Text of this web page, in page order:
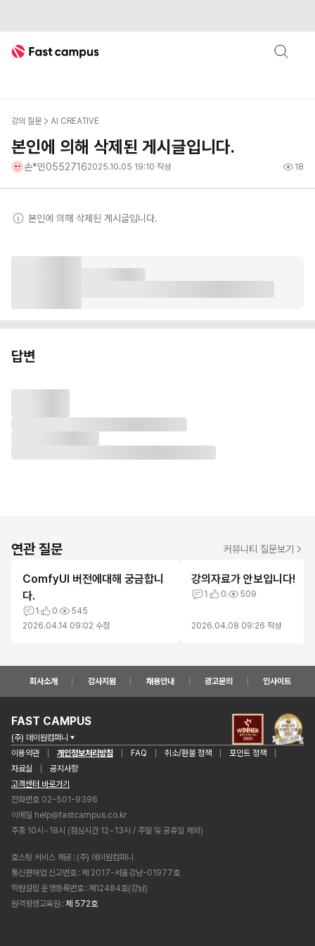
Fast Campus
강의 질문 AI CREATIVE
본인에 의해 삭제된 게시글입니다.
손*민05527162025.10.05 19:10 작성 18
본인에 의해 삭제된 게시글입니다.
답변
연관 질문 커뮤니티 질문보기
ComfyUI 버전에대해 궁금합니
다.
1 0
545
2026.04.14 09:02 수정
강의자료가 안보입니다!
1 0 509
2026.04.08 09:26 작성
회사소개 강사지원 채용안내 광고문의 인사이트
FAST CAMPUS
(주) 데이원컴퍼니
이용약관
개인정보처리방침 FAQ 취소/환불 정책
포인트 정책
자료실
공지사항
고객센터 바로가기
전화번호 02-501-9396
이메일 help@fastcampus.co.kr
주중 10시~18시 (점심시간 12~13시 / 주말 및 공휴일 제외)
호스팅 서비스 제공 (주) 데이원컴퍼니
통신판매업 신고번호 제 2017-서울강남-01977호
학원설립 운영등록번호 제12484호(강남)
원격평생교육원 제 572호